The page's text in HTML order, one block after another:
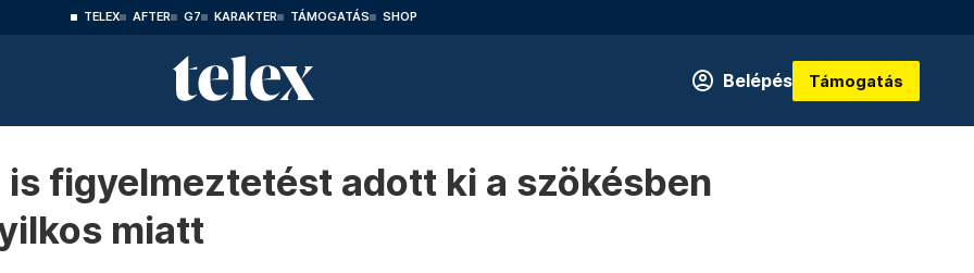
TELEX AFTER G7 KARAKTER TÁMOGATÁS SHOP
Belépés Támogatás
figyelmeztetést adott ki a szökésben
miatt